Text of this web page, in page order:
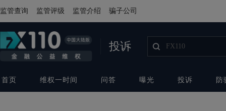
监管查询 监管评级 监管介绍 骗子公司
投诉
首页 维权一时间 问答 曝光 投诉 防